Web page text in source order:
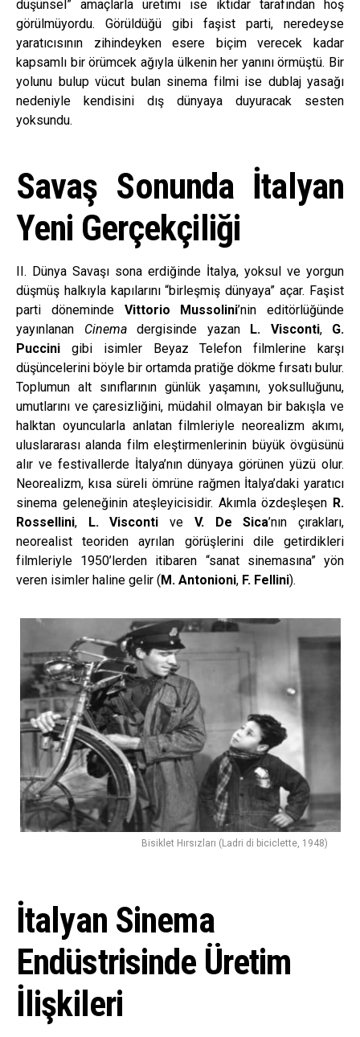
düşünsel” amaçlarla üretimi ise iktidar tarafından hoş
görülmüyordu. Görüldüğü gibi faşist parti, neredeyse
yaratıcısının zihindeyken esere biçim verecek kadar
kapsamlı bir örümcek ağıyla ülkenin her yanını örmüştü. Bir
yolunu bulup vücut bulan sinema filmi ise dublaj yasağı
nedeniyle kendisini dış dünyaya duyuracak sesten
yoksundu.
Savaş Sonunda İtalyan
Yeni Gerçekçiliği
II. Dünya Savaşı sona erdiğinde İtalya, yoksul ve yorgun
düşmüş halkıyla kapılarını “birleşmiş dünyaya” açar. Faşist
parti döneminde Vittorio Mussolini’nin editörlüğünde
yayınlanan Cinema dergisinde yazan L. Visconti, G.
Puccini gibi isimler Beyaz Telefon filmlerine karşı
düşüncelerini böyle bir ortamda pratiğe dökme fırsatı bulur.
Toplumun alt sınıflarının günlük yaşamını, yoksulluğunu,
umutlarını ve çaresizliğini, müdahil olmayan bir bakışla ve
halktan oyuncularla anlatan filmleriyle neorealizm akımı,
uluslararası alanda film eleştirmenlerinin büyük övgüsünü
alır ve festivallerde İtalya’nın dünyaya görünen yüzü olur.
Neorealizm, kısa süreli ömrüne rağmen İtalya’daki yaratıcı
sinema geleneğinin ateşleyicisidir. Akımla özdeşleşen R.
Rossellini, L. Visconti ve V. De Sica’nın çırakları,
neorealist teoriden ayrılan görüşlerini dile getirdikleri
filmleriyle 1950’lerden itibaren “sanat sinemasına” yön
veren isimler haline gelir (M. Antonioni, F. Fellini).
Bisiklet Hırsızları (Ladri di biciclette, 1948)
İtalyan Sinema
Endüstrisinde Üretim
İlişkileri